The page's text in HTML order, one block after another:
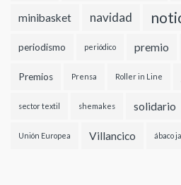
minibasket navidad
periodismo periódico premio
Premios Prensa Roller in Line
sector textil shemakes solidario
Unión Europea Villancico ábaco